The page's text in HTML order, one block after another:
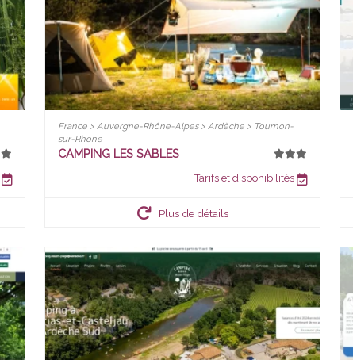
France > Auvergne-Rhône-Alpes > Ardèche > Tournon-
sur-Rhône
CAMPING LES SABLES
Tarifs et disponibilités
Plus de détails